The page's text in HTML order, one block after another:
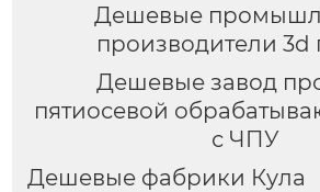
Дешевые
производители 3d
Дешевые завод
пятиосевой
с ЧПУ
Дешевые фабрики Кула